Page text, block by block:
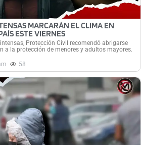
MARCARÁN EL CLIMA EN
ESTE VIERNES
Protección Civil recomendó abrigarse
a la protección de menores y adultos mayores.
58